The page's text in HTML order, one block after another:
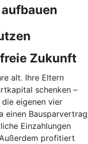
Zukunft
alt. Ihre Eltern
schenken –
eigenen vier
einen Bausparvertrag
Einzahlungen
profitiert